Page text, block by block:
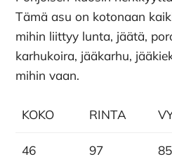
Tämä asu on kotonaan
mihin liittyy lunta, jäätä,
karhukoira, jääkarhu,
mihin vaan.
KOKO RINTA
46 97 85